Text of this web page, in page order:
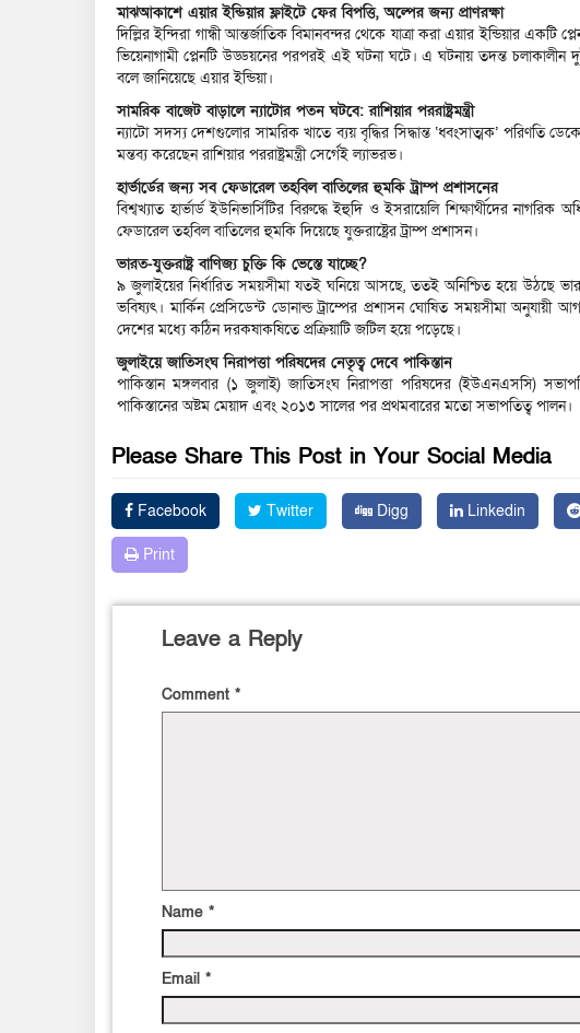
মাঝআকাশে এয়ার ইন্ডিয়ার ফ্লাইটে ফের বিপত্তি, অল্পের জন্য প্রাণরক্ষা
দিল্লির ইন্দিরা গান্ধী আন্তর্জাতিক বিমানবন্দর থেকে যাত্রা করা এয়ার ইন্ডিয়ার
ভিয়েনাগামী প্লেনটি উড্ডয়নের পরপরই এই ঘটনা ঘটে। এ ঘটনায় তদন্ত চলাকালীন
বলে জানিয়েছে এয়ার ইন্ডিয়া।
সামরিক বাজেট বাড়ালে ন্যাটোর পতন ঘটবে: রাশিয়ার পররাষ্ট্রমন্ত্রী
ন্যাটো সদস্য দেশগুলোর সামরিক খাতে ব্যয় বৃদ্ধির সিদ্ধান্ত ‘ধ্বংসাত্মক’
মন্তব্য করেছেন রাশিয়ার পররাষ্ট্রমন্ত্রী সের্গেই ল্যাভরভ।
হার্ভার্ডের জন্য সব ফেডারেল তহবিল বাতিলের হুমকি ট্রাম্প প্রশাসনের
বিশ্বখ্যাত হার্ভার্ড ইউনিভার্সিটির বিরুদ্ধে ইহুদি ও ইসরায়েলি শিক্ষার্থীদের
ফেডারেল তহবিল বাতিলের হুমকি দিয়েছে যুক্তরাষ্ট্রের ট্রাম্প প্রশাসন।
ভারত-যুক্তরাষ্ট্র বাণিজ্য চুক্তি কি ভেস্তে যাচ্ছে?
৯ জুলাইয়ের নির্ধারিত সময়সীমা যতই ঘনিয়ে আসছে, ততই অনিশ্চিত হয়ে উঠছে
ভবিষ্যৎ। মার্কিন প্রেসিডেন্ট ডোনাল্ড ট্রাম্পের প্রশাসন ঘোষিত সময়সীমা
দেশের মধ্যে কঠিন দরকষাকষিতে প্রক্রিয়াটি জটিল হয়ে পড়েছে।
জুলাইয়ে জাতিসংঘ নিরাপত্তা পরিষদের নেতৃত্ব দেবে পাকিস্তান
পাকিস্তান মঙ্গলবার (১ জুলাই) জাতিসংঘ নিরাপত্তা পরিষদের (ইউএনএসসি)
পাকিস্তানের অষ্টম মেয়াদ এবং ২০১৩ সালের পর প্রথমবারের মতো সভাপতিত্ব পালন।
Please Share This Post in Your Social Media
Facebook Twitter Digg Linkedin
Print
Leave a Reply
Comment *
Name *
Email *